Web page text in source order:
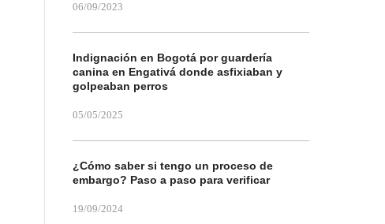
06/09/2023
Indignación en Bogotá por guardería
canina en Engativá donde asfixiaban y
golpeaban perros
05/05/2025
¿Cómo saber si tengo un proceso de
embargo? Paso a paso para verificar
19/09/2024